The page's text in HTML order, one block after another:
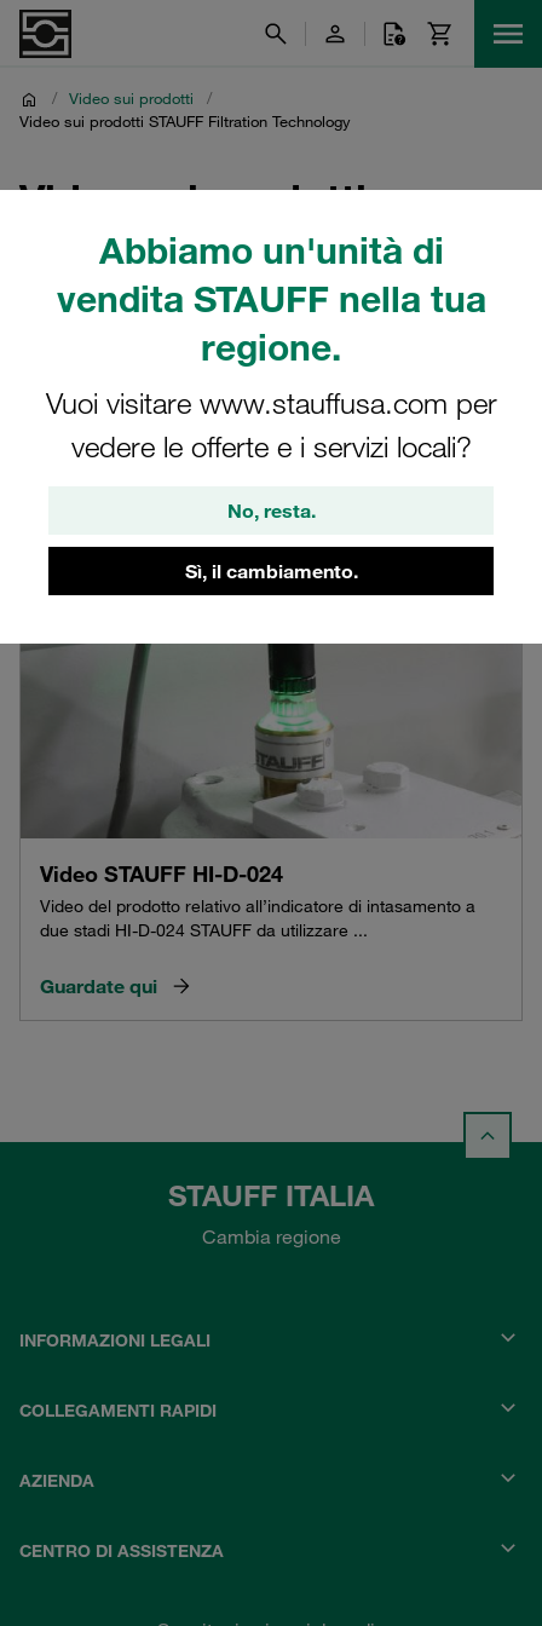
Abbiamo un'unità di
vendita STAUFF nella tua
regione.
Vuoi visitare www.stauffusa.com per
vedere le offerte e i servizi locali?
No, resta.
Sì, il cambiamento.
/ Video sui prodotti
/
Video sui prodotti STAUFF Filtration Technology
Video sui prodotti
STAUFF Filtration
Technology
Vasta collezione di video sui prodotti STAUFF del gruppo
di prodotti STAUFF Filtration Technology
Video STAUFF HI-D-024
Video del prodotto relativo all’indicatore di intasamento a
due stadi HI-D-024 STAUFF da utilizzare ...
Guardate qui
STAUFF ITALIA
Cambia regione
INFORMAZIONI LEGALI
COLLEGAMENTI RAPIDI
AZIENDA
CENTRO DI ASSISTENZA